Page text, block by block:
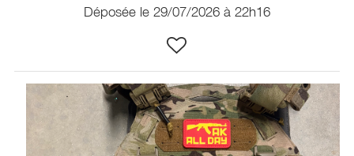
Déposée le 29/07/2026 à 22h16